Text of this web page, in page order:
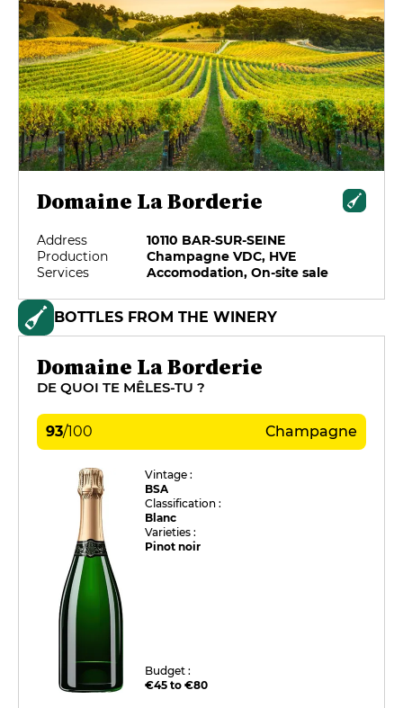
Domaine La Borderie
Address
10110 BAR-SUR-SEINE
Production
Champagne VDC, HVE
Services
Accomodation, On-site sale
BOTTLES FROM THE WINERY
Domaine La Borderie
DE QUOI TE MÊLES-TU ?
93/100 Champagne
Vintage :
BSA
Classification :
Blanc
Varieties :
Pinot noir
Budget :
€45 to €80